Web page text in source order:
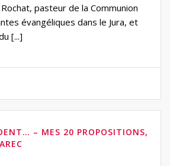
pasteur de la Communion
évangéliques dans le Jura, et
[...]
– MES 20 PROPOSITIONS,